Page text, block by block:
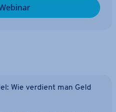
Wie verdient man Geld